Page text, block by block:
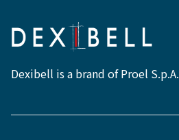
Dexibell is a brand of Proel S.p.A.